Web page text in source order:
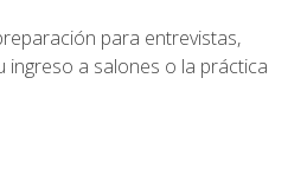
para entrevistas,
a salones o la práctica